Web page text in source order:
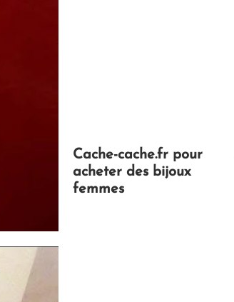
Cache-cache.fr pour
acheter des bijoux
femmes